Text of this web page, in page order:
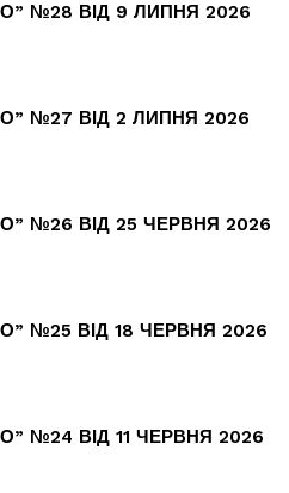
№28 ВІД 9 ЛИПНЯ 2026
№27 ВІД 2 ЛИПНЯ 2026
№26 ВІД 25 ЧЕРВНЯ 2026
№25 ВІД 18 ЧЕРВНЯ 2026
№24 ВІД 11 ЧЕРВНЯ 2026